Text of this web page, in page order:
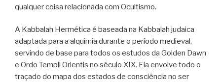
qualquer coisa relacionada com Ocultismo.
A Kabbalah Hermética é baseada na Kabbalah judaica
adaptada para a alquimia durante o período medieval,
servindo de base para todos os estudos da Golden Dawn
e Ordo Templi Orientis no século XIX. Ela envolve todo o
traçado do mapa dos estados de consciência no ser